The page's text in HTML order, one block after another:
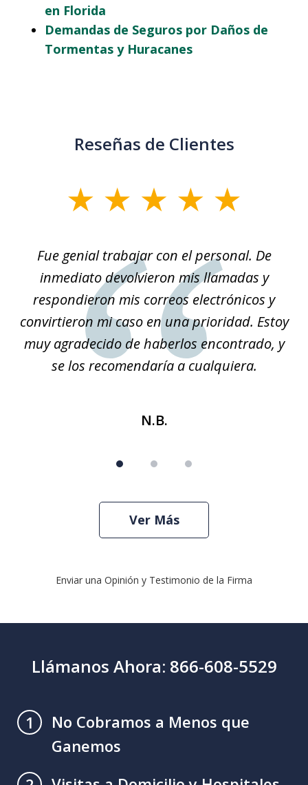
en Florida
Demandas de Seguros por Daños de
Tormentas y Huracanes
Reseñas de Clientes
Fue genial trabajar con el personal. De
inmediato devolvieron mis llamadas y
respondieron mis correos electrónicos y
convirtieron mi caso en una prioridad. Estoy
muy agradecido de haberlos encontrado, y
se los recomendaría a cualquiera.
N.B.
Ver Más
Enviar una Opinión y Testimonio de la Firma
Llámanos Ahora: 866-608-5529
1
No Cobramos a Menos que
Ganemos